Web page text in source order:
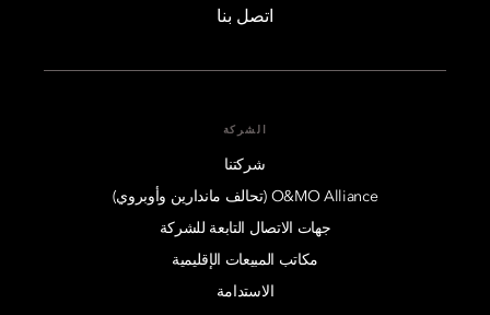
اتصل بنا
الشركة
شركتنا
O&MO Alliance (تحالف ماندارين وأوبروي)
جهات الاتصال التابعة للشركة
مكاتب المبيعات الإقليمية
الاستدامة